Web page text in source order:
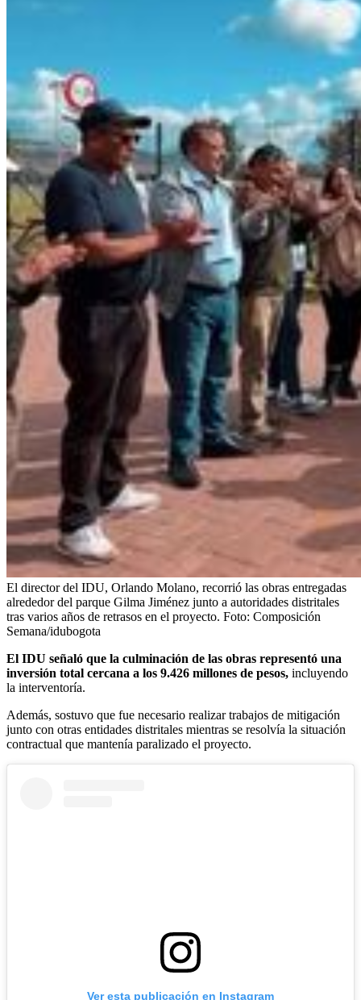
El director del IDU, Orlando Molano, recorrió las obras entregadas
alrededor del parque Gilma Jiménez junto a autoridades distritales
tras varios años de retrasos en el proyecto. Foto: Composición
Semana/idubogota
El IDU señaló que la culminación de las obras representó una
inversión total cercana a los 9.426 millones de pesos, incluyendo
la interventoría.
Además, sostuvo que fue necesario realizar trabajos de mitigación
junto con otras entidades distritales mientras se resolvía la situación
contractual que mantenía paralizado el proyecto.
Ver esta publicación en Instagram